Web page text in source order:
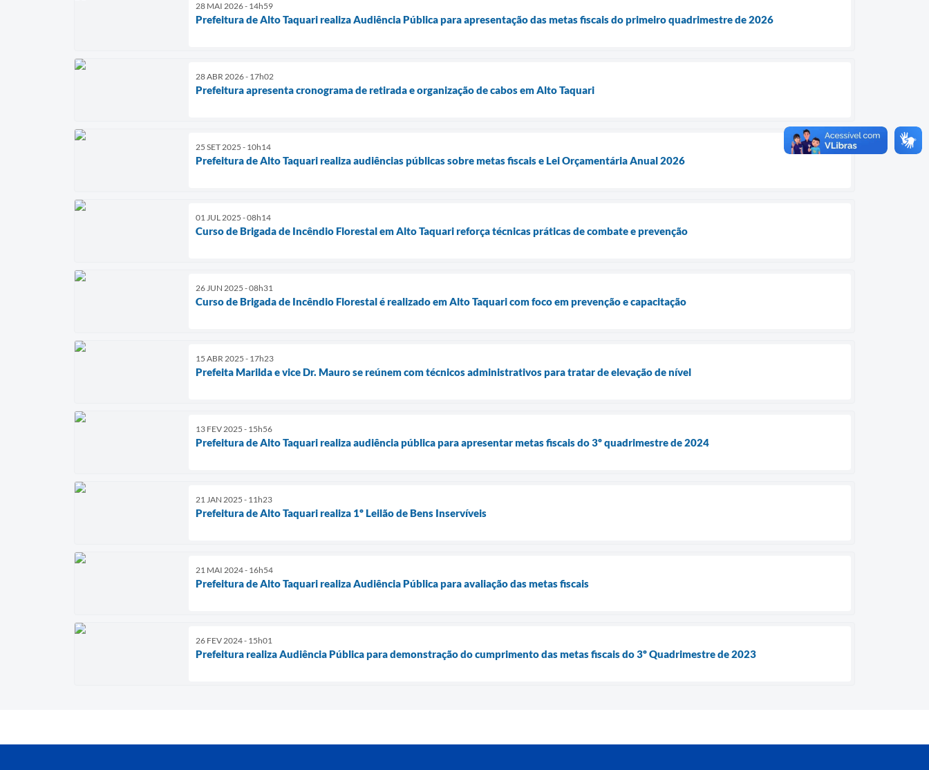
28 MAI 2026 - 14h59
Prefeitura de Alto Taquari realiza Audiência Pública para apresentação das metas fiscais do primeiro quadrimestre de 2026
28 ABR 2026 - 17h02
Prefeitura apresenta cronograma de retirada e organização de cabos em Alto Taquari
25 SET 2025 - 10h14
Prefeitura de Alto Taquari realiza audiências públicas sobre metas fiscais e Lei Orçamentária Anual 2026
01 JUL 2025 - 08h14
Curso de Brigada de Incêndio Florestal em Alto Taquari reforça técnicas práticas de combate e prevenção
26 JUN 2025 - 08h31
Curso de Brigada de Incêndio Florestal é realizado em Alto Taquari com foco em prevenção e capacitação
15 ABR 2025 - 17h23
Prefeita Marilda e vice Dr. Mauro se reúnem com técnicos administrativos para tratar de elevação de nível
13 FEV 2025 - 15h56
Prefeitura de Alto Taquari realiza audiência pública para apresentar metas fiscais do 3º quadrimestre de 2024
21 JAN 2025 - 11h23
Prefeitura de Alto Taquari realiza 1º Leilão de Bens Inservíveis
21 MAI 2024 - 16h54
Prefeitura de Alto Taquari realiza Audiência Pública para avaliação das metas fiscais
26 FEV 2024 - 15h01
Prefeitura realiza Audiência Pública para demonstração do cumprimento das metas fiscais do 3º Quadrimestre de 2023